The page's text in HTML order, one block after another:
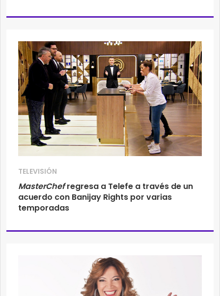
TELEVISIÓN
MasterChefregresa a Telefe a través de un
acuerdo con Banijay Rights por varias
temporadas